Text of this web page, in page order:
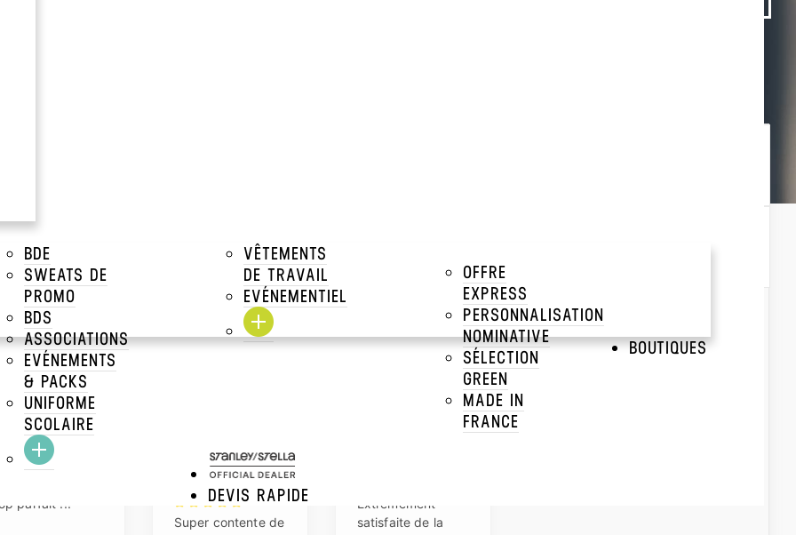
BDE
SWEATS DE
PROMO
BDS
ASSOCIATIONS
EVÉNEMENTS
& PACKS
UNIFORME
SCOLAIRE
VÊTEMENTS
DE TRAVAIL
EVÉNEMENTIEL
OFFRE
EXPRESS
PERSONNALISATION
NOMINATIVE
SÉLECTION
GREEN
MADE IN
FRANCE
BOUTIQUES
DEVIS RAPIDE